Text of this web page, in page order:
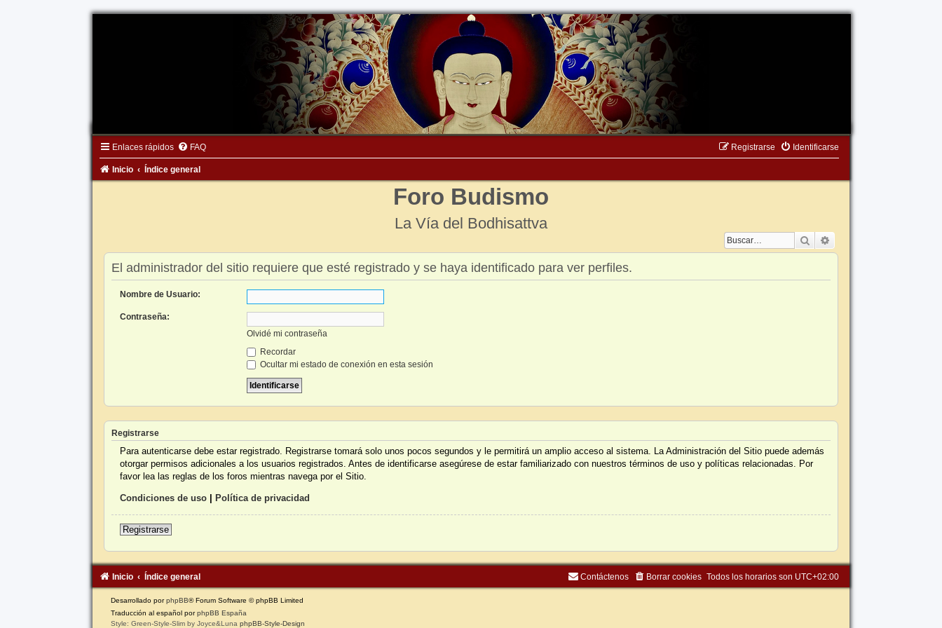
Enlaces rápidos FAQ Identificarse
Registrarse
Inicio Índice general
Foro Budismo
La Vía del Bodhisattva
Buscar
El administrador del sitio requiere que esté registrado y se haya identificado para ver perfiles.
Nombre de Usuario:
Contraseña:
Olvidé mi contraseña
Recordar
Ocultar mi estado de conexión en esta sesión
Registrarse
Para autenticarse debe estar registrado. Registrarse tomará solo unos pocos segundos y le permitirá un amplio acceso al sistema. La Administración del Sitio puede además
otorgar permisos adicionales a los usuarios registrados. Antes de identificarse asegúrese de estar familiarizado con nuestros términos de uso y políticas relacionadas. Por
favor lea las reglas de los foros mientras navega por el Sitio.
Condiciones de uso| Política de privacidad
Registrarse
Inicio Índice general Todos los horarios son UTC+02:00
Borrar cookies
Contáctenos
Desarrollado porphpBB® Forum Software © phpBB Limited
Traducción al español porphpBB España
Style: Green-Style-Slim by Joyce&Luna phpBB-Style-Design